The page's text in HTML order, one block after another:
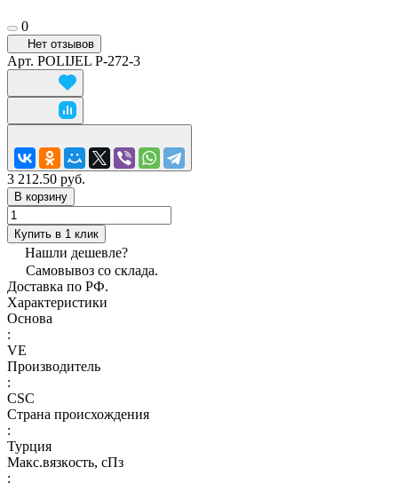
0
Нет отзывов
Арт. POLIJEL P-272-3
3 212.50 руб.
В корзину
Купить в 1 клик
Нашли дешевле?
Самовывоз со склада.
Доставка по РФ.
Характеристики
Основа
:
VE
Производитель
:
CSC
Страна происхождения
:
Турция
Макс.вязкoсть, сПз
: